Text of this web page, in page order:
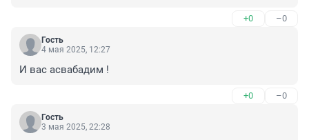
+0 –0
Гость
4 мая 2025, 12:27
И вас асвабадим !
+0 –0
Гость
3 мая 2025, 22:28